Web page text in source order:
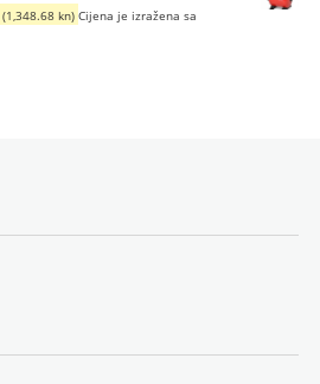
(1,348.68 kn) Trenutna
Cijena je izražena sa